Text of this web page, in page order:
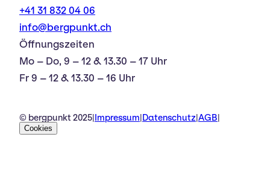
+41 31 832 04 06
info@bergpunkt.ch
Öffnungszeiten
Mo – Do, 9 – 12 & 13.30 – 17 Uhr
Fr 9 – 12 & 13.30 – 16 Uhr
© bergpunkt 2025 Impressum Datenschutz AGB
Cookies